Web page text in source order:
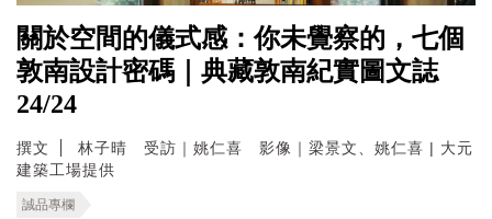
關於空間的儀式感：你未覺察的，七個
敦南設計密碼｜典藏敦南紀實圖文誌
24/24
撰文
林子晴 受訪｜姚仁喜 影像｜梁景文、姚仁喜 | 大元
建築工場提供
誠品專欄